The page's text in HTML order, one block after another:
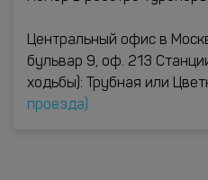
Центральный офис в
бульвар 9, оф. 213
ходьбы): Трубная или
проезда)